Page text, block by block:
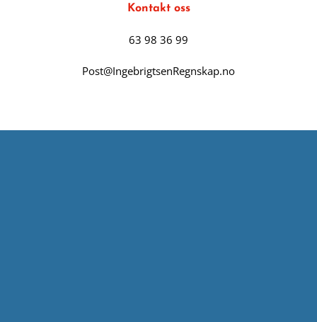
Kontakt oss
63 98 36 99
Post@IngebrigtsenRegnskap.no